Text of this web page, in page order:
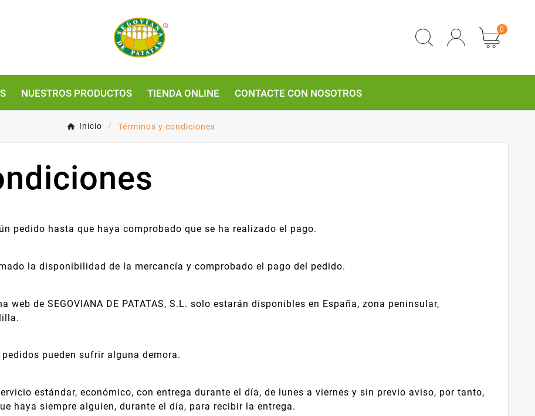
0
NUESTROS PRODUCTOS TIENDA ONLINE CONTACTE CON NOSOTROS
Inicio Términos y condiciones
pedido hasta que haya comprobado que se ha realizado el pago.
la disponibilidad de la mercancía y comprobado el pago del pedido.
de SEGOVIANA DE PATATAS, S.L. solo estarán disponibles en España, zona peninsular,
pueden sufrir alguna demora.
estándar, económico, con entrega durante el día, de lunes a viernes y sin previo aviso, por tanto,
haya siempre alguien, durante el día, para recibir la entrega.